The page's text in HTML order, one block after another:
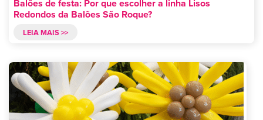
Balões de festa: Por que escolher a linha Lisos
Redondos da Balões São Roque?
LEIA MAIS >>